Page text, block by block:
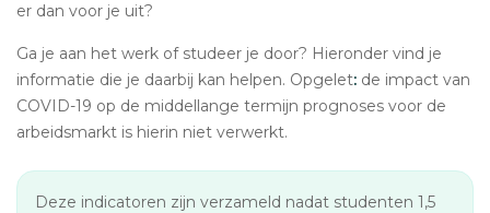
er dan voor je uit?
Ga je aan het werk of studeer je door? Hieronder vind je
informatie die je daarbij kan helpen. Opgelet: de impact van
COVID-19 op de middellange termijn prognoses voor de
arbeidsmarkt is hierin niet verwerkt.
Deze indicatoren zijn verzameld nadat studenten 1,5